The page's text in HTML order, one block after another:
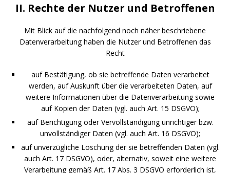
II. Rechte der Nutzer und Betroffenen
Mit Blick auf die nachfolgend noch näher beschriebene
Datenverarbeitung haben die Nutzer und Betroffenen das
Recht
auf Bestätigung, ob sie betreffende Daten verarbeitet
werden, auf Auskunft über die verarbeiteten Daten, auf
weitere Informationen über die Datenverarbeitung sowie
auf Kopien der Daten (vgl. auch Art. 15 DSGVO);
auf Berichtigung oder Vervollständigung unrichtiger bzw.
unvollständiger Daten (vgl. auch Art. 16 DSGVO);
auf unverzügliche Löschung der sie betreffenden Daten (vgl.
auch Art. 17 DSGVO), oder, alternativ, soweit eine weitere
Verarbeitung gemäß Art. 17 Abs. 3 DSGVO erforderlich ist,